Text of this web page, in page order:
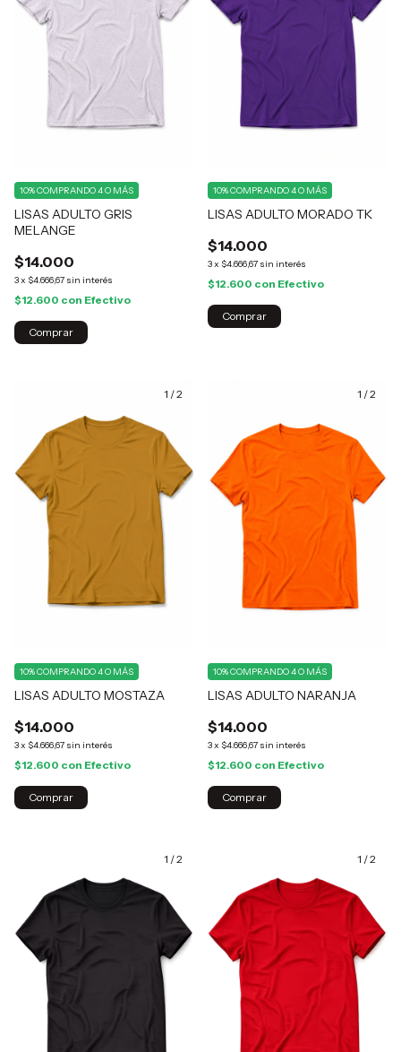
LISAS ADULTO GRIS
MELANGE
$14.000
3x $4.666,67 sin interés
10%COMPRANDO 4 O MÁS
$12.600 con Efectivo
Comprar
LISAS ADULTO MORADO TK
$14.000
3x $4.666,67 sin interés
10%COMPRANDO 4 O MÁS
$12.600 con Efectivo
Comprar
1 /2
LISAS ADULTO MOSTAZA
$14.000
3x $4.666,67 sin interés
10%COMPRANDO 4 O MÁS
$12.600 con Efectivo
Comprar
1 /2
LISAS ADULTO NARANJA
$14.000
3x $4.666,67 sin interés
10%COMPRANDO 4 O MÁS
$12.600 con Efectivo
Comprar
1 /2 1 /2